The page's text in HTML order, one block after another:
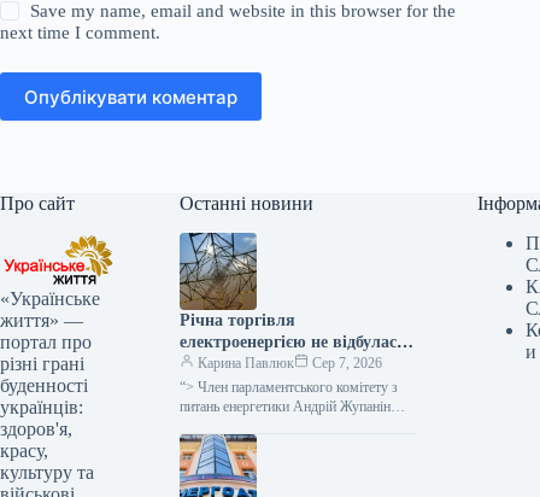
Save my name, email and website in this browser for the
next time I comment.
Опублікувати коментар
Про сайт
«Українське
життя» —
портал про
різні грані
буденності
українців:
здоров'я,
красу,
культуру та
Останні новини
Річна торгівля
електроенергією не відбулася
через військові загрози для
покупців та надмірну
вартість, як заявив народний
Карина Павлюк
Сер 7, 2026
“> Член парламентського комітету з
питань енергетики Андрій Жупанін
невдачі аукціону з реалізації
електроенергії…
и